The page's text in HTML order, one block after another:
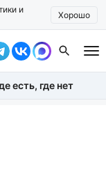
и
Хорошо
есть, где нет